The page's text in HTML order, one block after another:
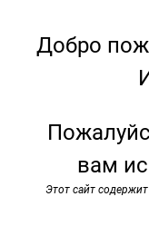
Добро
вам
Этот сайт